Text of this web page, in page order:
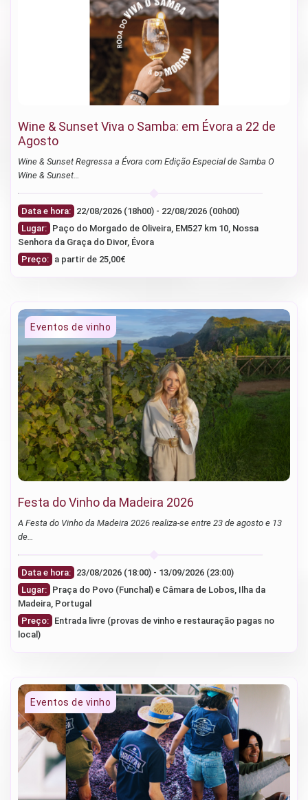
Wine & Sunset Viva o Samba: em Évora a 22 de
Agosto
Wine & Sunset Regressa a Évora com Edição Especial de Samba O
Wine & Sunset…
Data e hora:
22/08/2026 (18h00) - 22/08/2026 (00h00)
Lugar: Paço do Morgado de Oliveira, EM527 km 10, Nossa
Senhora da Graça do Divor, Évora
Preço: a partir de 25,00€
Festa do Vinho da Madeira 2026
A Festa do Vinho da Madeira 2026 realiza-se entre 23 de agosto e 13
de…
Data e hora:
23/08/2026 (18:00) - 13/09/2026 (23:00)
Lugar: Praça do Povo (Funchal) e Câmara de Lobos, Ilha da
Madeira, Portugal
Preço: Entrada livre (provas de vinho e restauração pagas no
local)